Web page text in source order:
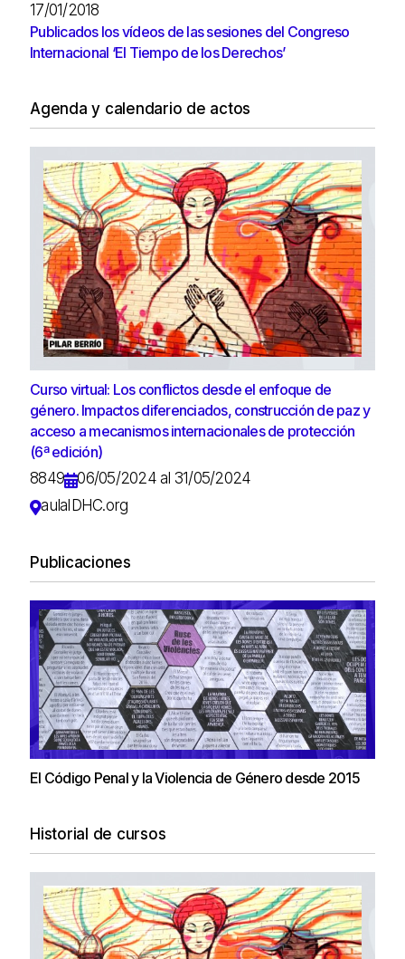
17/01/2018
Publicados los ví­deos de las sesiones del Congreso
Internacional ‘El Tiempo de los Derechos’
Agenda y calendario de actos
Curso virtual: Los conflictos desde el enfoque de
género. Impactos diferenciados, construcción de paz y
acceso a mecanismos internacionales de protección
(6ª edición)
8849
06/05/2024 al 31/05/2024
aulaIDHC.org
Publicaciones
El Código Penal y la Violencia de Género desde 2015
Historial de cursos